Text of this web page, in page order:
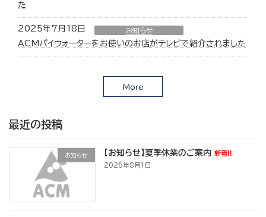
た
2025年7月18日 お知らせ
ACMパイウォーターをお使いのお店がテレビで紹介されました
More
最近の投稿
お知らせ 【お知らせ】夏季休業のご案内 新着!!
2026年8月1日